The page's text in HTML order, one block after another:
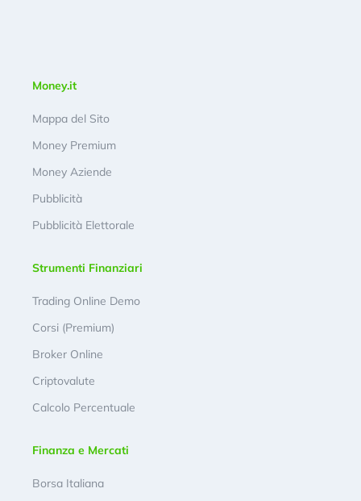
Money.it
Mappa del Sito
Money Premium
Money Aziende
Pubblicità
Pubblicità Elettorale
Strumenti Finanziari
Trading Online Demo
Corsi (Premium)
Broker Online
Criptovalute
Calcolo Percentuale
Finanza e Mercati
Borsa Italiana